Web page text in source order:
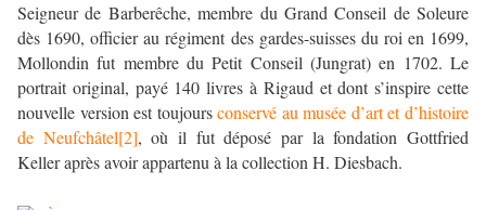
Seigneur de Barberêche, membre du Grand Conseil de Soleure
dès 1690, officier au régiment des gardes-suisses du roi en 1699,
Mollondin fut membre du Petit Conseil (Jungrat) en 1702. Le
portrait original, payé 140 livres à Rigaud et dont s’inspire cette
nouvelle version est toujoursconservé au musée d’art et d’histoire
de Neufchâtel[2],où il fut déposé par la fondation Gottfried
Keller après avoir appartenu à la collection H. Diesbach.